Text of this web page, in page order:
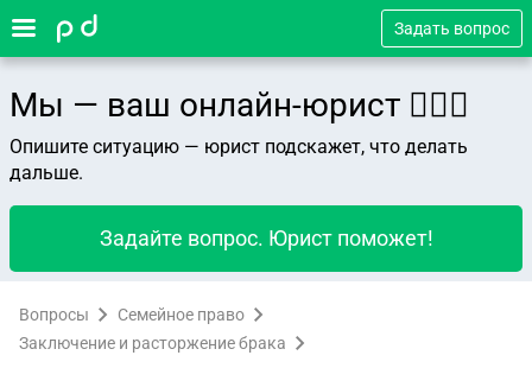
Задать вопрос
Мы — ваш онлайн-юрист 👨🏻‍⚖️
Опишите ситуацию — юрист подскажет, что делать
дальше.
Задайте вопрос. Юрист поможет!
Вопросы
Семейное право
Заключение и расторжение брака